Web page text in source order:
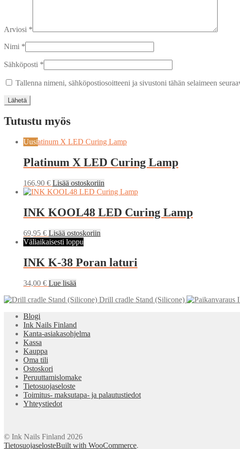
Arviosi *
Nimi *
Sähköposti *
Tallenna nimeni, sähköpostiosoitteeni ja sivustoni tähän selaimeen
Tutustu myös
Uusi
Platinum X LED Curing Lamp
166,90 € Lisää ostoskoriin
INK KOOL48 LED Curing Lamp
69,95 € Lisää ostoskoriin
Väliaikaisesti loppu
INK K-38 Poran laturi
34,00 € Lue lisää
Drill cradle Stand (Silicone)
Blogi
Ink Nails Finland
Kanta-asiakasohjelma
Kassa
Kauppa
Oma tili
Ostoskori
Peruuttamislomake
Tietosuojaseloste
Toimitus- maksutapa- ja palautustiedot
Yhteystiedot
© Ink Nails Finland 2026
TietosuojaselosteBuilt with WooCommerce.